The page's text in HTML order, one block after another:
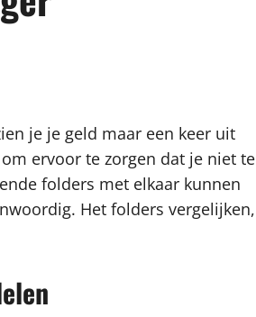
je je geld maar een keer uit
ervoor te zorgen dat je niet te
folders met elkaar kunnen
Het folders vergelijken,